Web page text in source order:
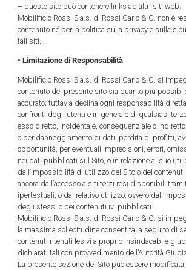
– questo sito può contenere links ad altri siti web.
Mobilificio Rossi S.a.s. di Rossi Carlo & C. non è
contenuto né per la politica sulla privacy e sulla
tali siti.
• Limitazione di Responsabilità
Mobilificio Rossi S.a.s. di Rossi Carlo & C. si
contenuto del presente sito sia quanto più
accurato; tuttavia declina ogni responsabilità
confronti degli utenti e in generale di qualsiasi
esso diretto, incidentale, consequenziale o
o per danneggiamento di dati, perdita di profitti,
opportunità, per eventuali imprecisioni, errori,
nei dati pubblicati sul Sito, o in relazione al suo
dall’impossibilità di utilizzo del Sito o dei
ancora dall’accesso a siti terzi resi disponibili
ipertestuali, o dal relativo utilizzo, ovvero
degli stessi o dei contenuti ivi pubblicati.
Mobilificio Rossi S.a.s. di Rossi Carlo & C. si
la massima sollecitudine consentita, a seguito di
contenuti ritenuti lesivi a proprio insindacabile
dichiarati tali con provvedimento dell’Autorità
La presente sezione del Sito può essere